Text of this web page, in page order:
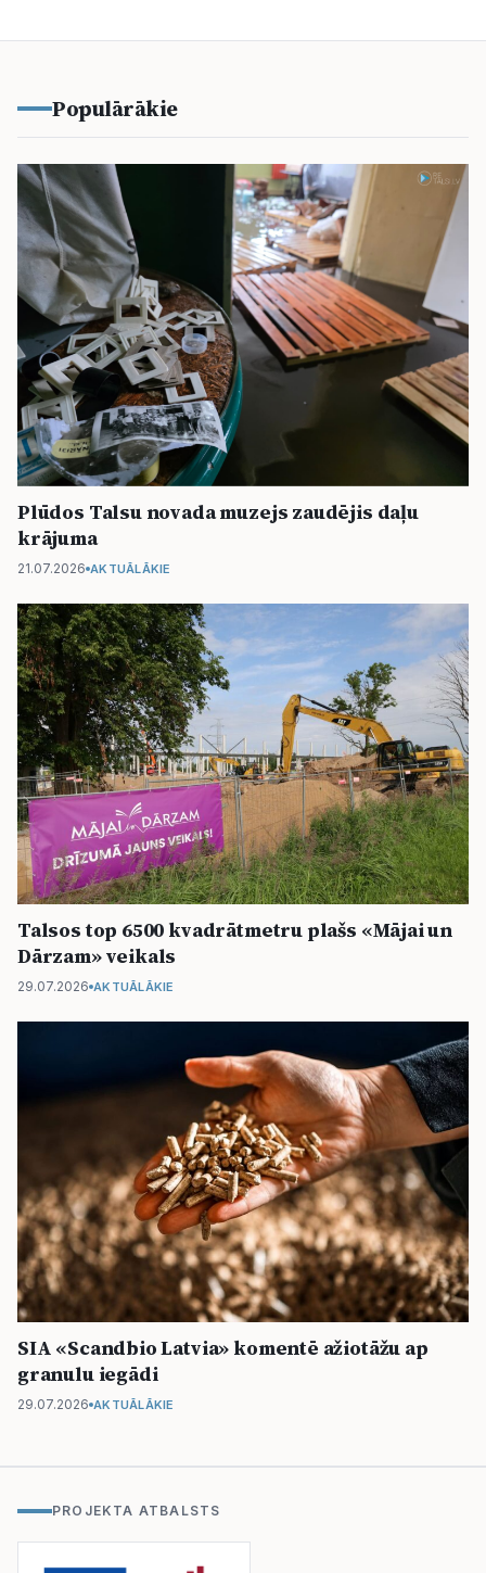
Populārākie
Plūdos Talsu novada muzejs zaudējis daļu
krājuma
21.07.2026 AKTUĀLĀKIE
Talsos top 6500 kvadrātmetru plašs «Mājai un
Dārzam» veikals
29.07.2026 AKTUĀLĀKIE
SIA «Scandbio Latvia» komentē ažiotāžu ap
granulu iegādi
29.07.2026 AKTUĀLĀKIE
PROJEKTA ATBALSTS